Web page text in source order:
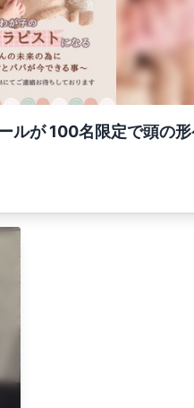
ルが 100名限定で頭の